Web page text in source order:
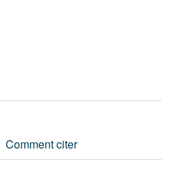
Comment citer